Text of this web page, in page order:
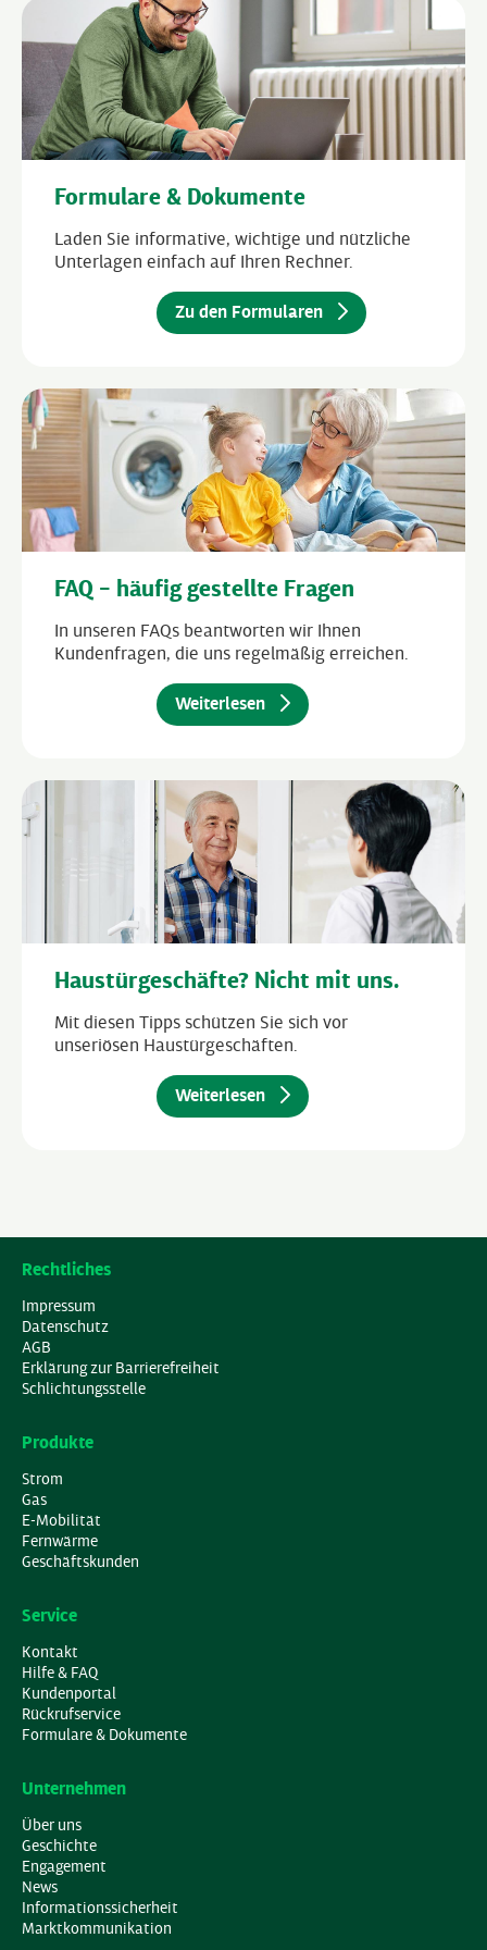
Formulare & Dokumente
Laden Sie informative, wichtige und nützliche
Unterlagen einfach auf Ihren Rechner.
Zu den Formularen
FAQ – häufig gestellte Fragen
In unseren FAQs beantworten wir Ihnen
Kundenfragen, die uns regelmäßig erreichen.
Weiterlesen
Haustürgeschäfte? Nicht mit uns.
Mit diesen Tipps schützen Sie sich vor
unseriösen Haustürgeschäften.
Weiterlesen
Rechtliches
Impressum
Datenschutz
AGB
Erklärung zur Barrierefreiheit
Schlichtungsstelle
Produkte
Strom
Gas
E-Mobilität
Fernwärme
Geschäftskunden
Service
Kontakt
Hilfe & FAQ
Kundenportal
Rückrufservice
Formulare & Dokumente
Unternehmen
Über uns
Geschichte
Engagement
News
Informationssicherheit
Marktkommunikation